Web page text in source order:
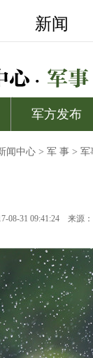
闻中心 > 军 事 > 军
08-31 09:41:24 来源：